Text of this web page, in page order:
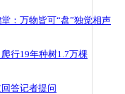
：万物皆可“盘”独觉相声
行19年种树1.7万棵
答记者提问